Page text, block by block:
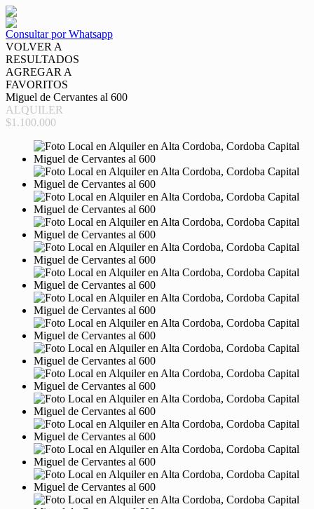
Consultar por Whatsapp
VOLVER A
RESULTADOS
AGREGAR A
FAVORITOS
Miguel de Cervantes al 600
ALQUILER
$1.100.000